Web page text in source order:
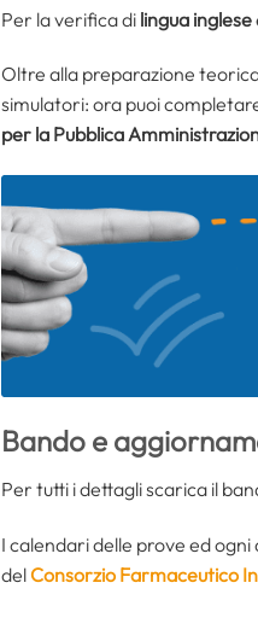
Per la verifica di lingua inglese
Oltre alla preparazione
simulatori: ora puoi
per la Pubblica
Bando e
Per tutti i dettagli scarica il
I calendari delle prove ed
delConsorzio Farmaceutico